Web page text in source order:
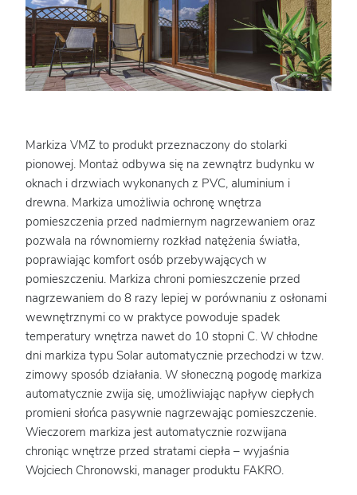
Markiza VMZ to produkt przeznaczony do stolarki
pionowej. Montaż odbywa się na zewnątrz budynku w
oknach i drzwiach wykonanych z PVC, aluminium i
drewna. Markiza umożliwia ochronę wnętrza
pomieszczenia przed nadmiernym nagrzewaniem oraz
pozwala na równomierny rozkład natężenia światła,
poprawiając komfort osób przebywających w
pomieszczeniu. Markiza chroni pomieszczenie przed
nagrzewaniem do 8 razy lepiej w porównaniu z osłonami
wewnętrznymi co w praktyce powoduje spadek
temperatury wnętrza nawet do 10 stopni C. W chłodne
dni markiza typu Solar automatycznie przechodzi w tzw.
zimowy sposób działania. W słoneczną pogodę markiza
automatycznie zwija się, umożliwiając napływ ciepłych
promieni słońca pasywnie nagrzewając pomieszczenie.
Wieczorem markiza jest automatycznie rozwijana
chroniąc wnętrze przed stratami ciepła – wyjaśnia
Wojciech Chronowski, manager produktu FAKRO.